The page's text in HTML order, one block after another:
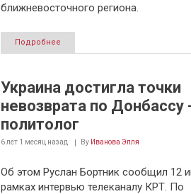
ближневосточного региона.
Подробнее
Украина достигла точки
невозврата по Донбассу
политолог
6 лет 1 месяц назад By Иванова Элля
Об этом Руслан Бортник сообщил 12
рамках интервью телеканалу КРТ. По